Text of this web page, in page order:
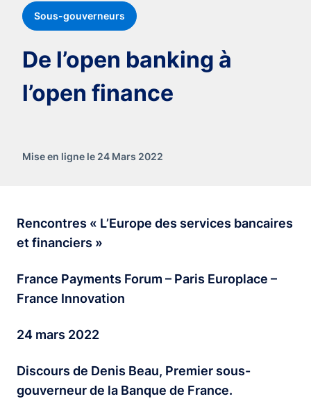
Sous-gouverneurs
De l’open banking à
l’open finance
Mise en ligne le 24 Mars 2022
Rencontres « L’Europe des services bancaires
et financiers »
France Payments Forum – Paris Europlace –
France Innovation
24 mars 2022
Discours de Denis Beau, Premier sous-
gouverneur de la Banque de France.